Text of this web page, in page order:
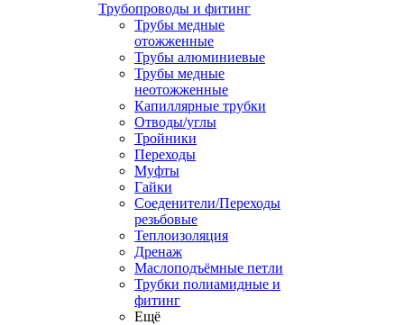
Трубопроводы и фитинг
Трубы медные
отожженные
Трубы алюминиевые
Трубы медные
неотожженные
Капиллярные трубки
Отводы/углы
Тройники
Переходы
Муфты
Гайки
Соеденители/Переходы
резьбовые
Теплоизоляция
Дренаж
Маслоподъёмные петли
Трубки полиамидные и
фитинг
Ещё